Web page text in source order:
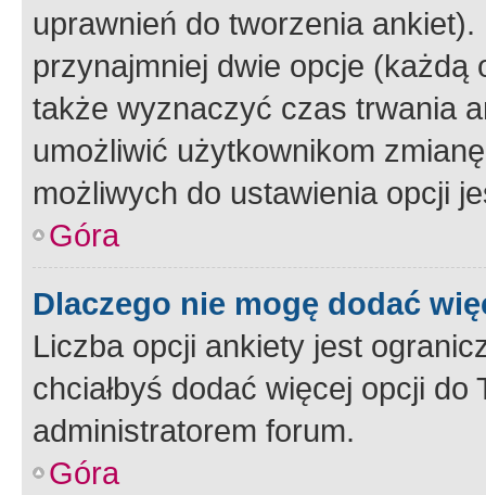
uprawnień do tworzenia
przynajmniej dwie opcje
także wyznaczyć czas trwania
umożliwić użytkownikom
możliwych do ustawienia opcji
Góra
Dlaczego nie mogę dodać
Liczba opcji ankiety jest
chciałbyś dodać więcej opcji
administratorem forum.
Góra